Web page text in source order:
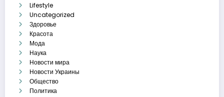
Lifestyle
Uncategorized
Здоровье
Красота
Мода
Наука
Новости мира
Новости Украины
Общество
Политика